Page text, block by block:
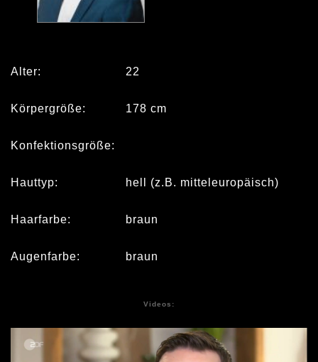
Alter: 22
Körpergröße: 178 cm
Konfektionsgröße:
Hauttyp: hell (z.B. mitteleuropäisch)
Haarfarbe: braun
Augenfarbe: braun
Videos: